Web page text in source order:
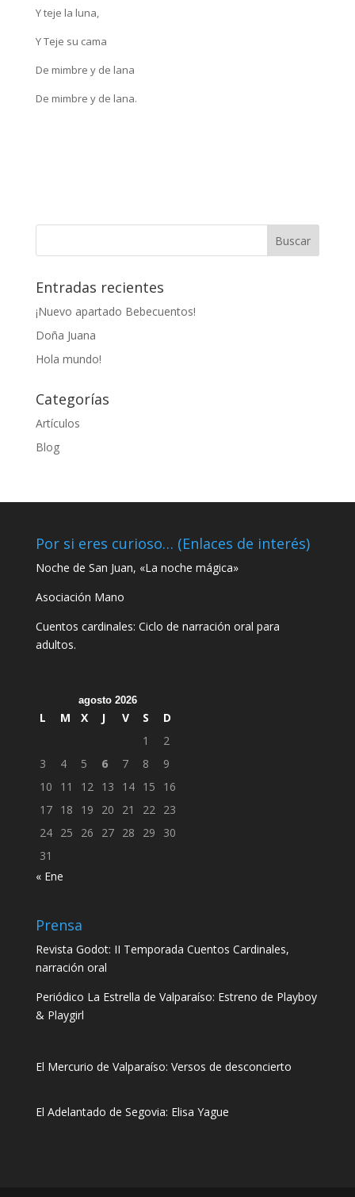
Y teje la luna,
Y Teje su cama
De mimbre y de lana
De mimbre y de lana.
Entradas recientes
¡Nuevo apartado Bebecuentos!
Doña Juana
Hola mundo!
Categorías
Artículos
Blog
Por si eres curioso… (Enlaces de interés)
Noche de San Juan, «La noche mágica»
Asociación Mano
Cuentos cardinales: Ciclo de narración oral para
adultos.
agosto 2026
L M X J V S
D
1
2
3
4 5 6 7 8
9
10
11 12 13 14 15
16
17 18 19 20 21 22 23
24 25 26 27 28 29
30
31
« Ene
Prensa
Revista Godot: II Temporada Cuentos Cardinales,
narración oral
Periódico La Estrella de Valparaíso: Estreno de Playboy
& Playgirl
El Mercurio de Valparaíso: Versos de desconcierto
El Adelantado de Segovia: Elisa Yague